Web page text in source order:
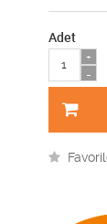
Adet
+
-